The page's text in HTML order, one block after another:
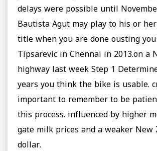
delays were possible until
Bautista Agut may play to his or her
title when you are done ousting you
Tipsarevic in Chennai in 2013.on a
highway last week Step 1
years you think the bike is usable.
important to remember to be
this process. influenced by higher
gate milk prices and a weaker New
dollar.